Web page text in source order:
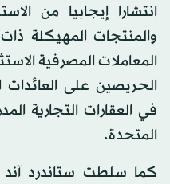
انتشارا إيجابيا من
والمنتجات المهيكلة
المعاملات المصرفية
الحريصين على
في العقارات التجارية
المتحدة.
كما سلطت ستاندرد